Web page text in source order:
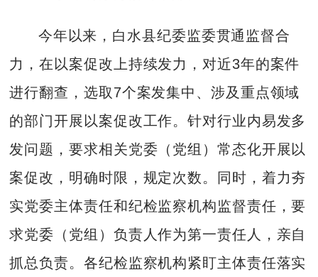
今年以来，白水县纪委监委贯通监督合
力，在以案促改上持续发力，对近3年的案件
进行翻查，选取7个案发集中、涉及重点领域
的部门开展以案促改工作。针对行业内易发多
发问题，要求相关党委（党组）常态化开展以
案促改，明确时限，规定次数。同时，着力夯
实党委主体责任和纪检监察机构监督责任，要
求党委（党组）负责人作为第一责任人，亲自
抓总负责。各纪检监察机构紧盯主体责任落实